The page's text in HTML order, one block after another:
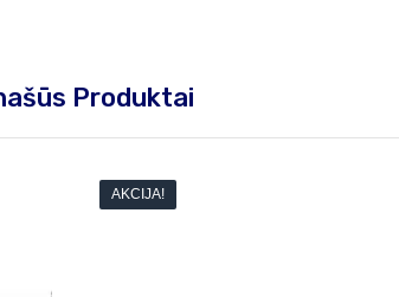
Produktai
AKCIJA!